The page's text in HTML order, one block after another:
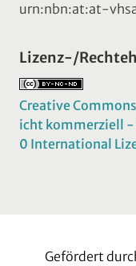
urn:nbn:at:at-
Lizenz-/
Creative
icht kommerziell -
0 International
Gefördert